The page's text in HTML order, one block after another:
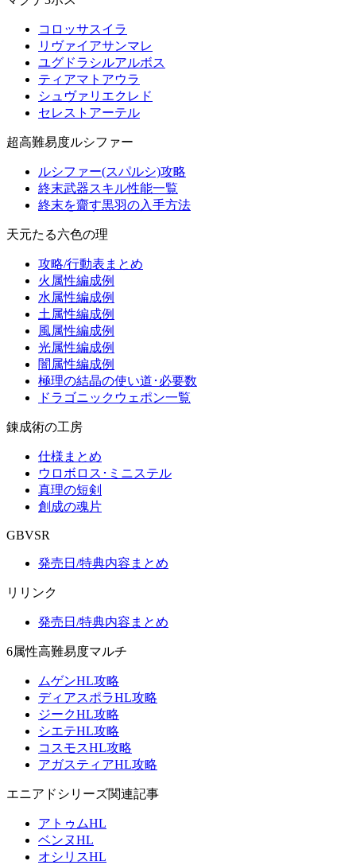
コロッサスイラ
リヴァイアサンマレ
ユグドラシルアルボス
ティアマトアウラ
シュヴァリエクレド
セレストアーテル
超高難易度ルシファー
ルシファー(スパルシ)攻略
終末武器スキル性能一覧
終末を齎す黒羽の入手方法
天元たる六色の理
攻略/行動表まとめ
火属性編成例
水属性編成例
土属性編成例
風属性編成例
光属性編成例
闇属性編成例
極理の結晶の使い道･必要数
ドラゴニックウェポン一覧
錬成術の工房
仕様まとめ
ウロボロス･ミニステル
真理の短剣
創成の魂片
GBVSR
発売日/特典内容まとめ
リリンク
発売日/特典内容まとめ
6属性高難易度マルチ
ムゲンHL攻略
ディアスポラHL攻略
ジークHL攻略
シエテHL攻略
コスモスHL攻略
アガスティアHL攻略
エニアドシリーズ関連記事
アトゥムHL
ベンヌHL
オシリスHL